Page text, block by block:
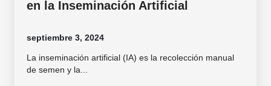
en la Inseminación Artificial
septiembre 3, 2024
La inseminación artificial (IA) es la recolección manual
de semen y la...